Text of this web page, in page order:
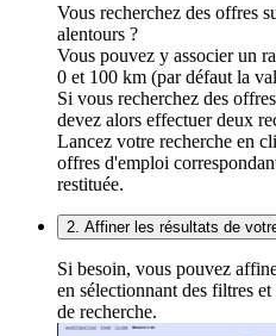
Vous recherchez des offres
alentours ?
Vous pouvez y associer un
0 et 100 km (par défaut la
Si vous recherchez des
devez alors effectuer deux
Lancez votre recherche en
offres d'emploi
restituée.
2. Affiner les résultats de
Si besoin, vous pouvez
en sélectionnant des filtres
de recherche.